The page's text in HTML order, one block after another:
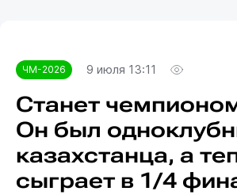
ЧМ-2026 9 июля 13:11
Станет
Он был
казахстанца, а
сыграет в 1/4